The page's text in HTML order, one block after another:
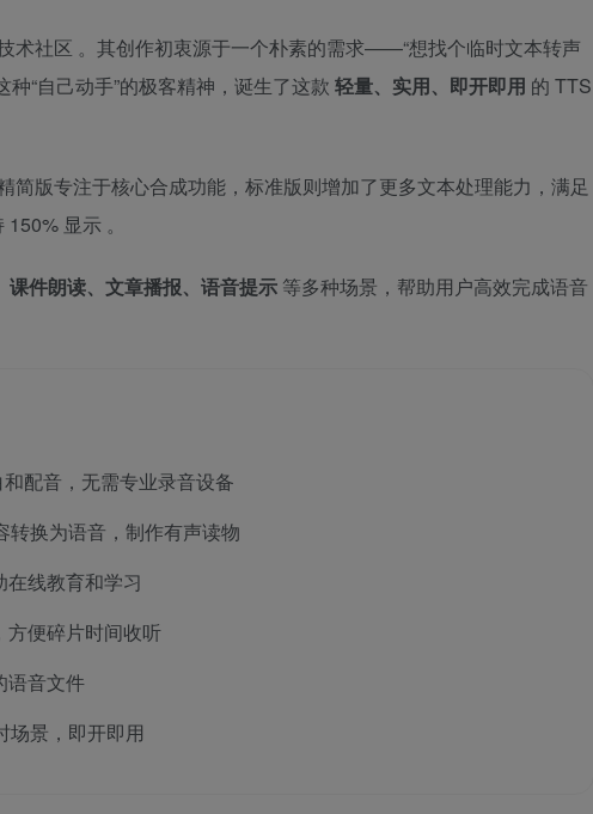
术社区 。其创作初衷源于一个朴素的需求——“想找个临时文本转声
种“自己动手”的极客精神，诞生了这款 轻量、实用、即开即用 的 TTS
简版专注于核心合成功能，标准版则增加了更多文本处理能力，满足
150% 显示 。
件朗读、文章播报、语音提示 等多种场景，帮助用户高效完成语音
配音，无需专业录音设备
转换为语音，制作有声读物
在线教育和学习
方便碎片时间收听
语音文件
场景，即开即用